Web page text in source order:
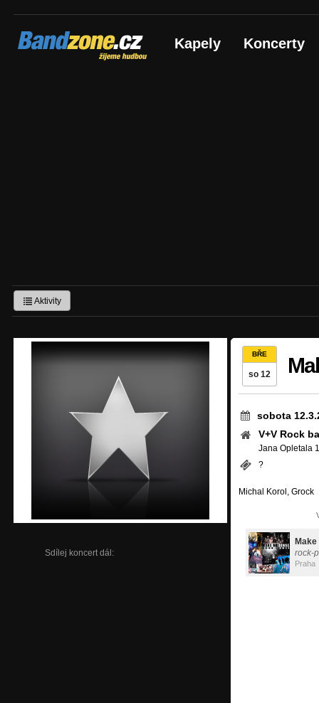
Bandzone.cz
žijeme hudbou Kapely Koncerty
Aktivity
Sdílej koncert dál:
BŘE
so 12
sobota
V+V Rock
Jana Opletala
?
Michal Korol, Grock
rock-
Praha